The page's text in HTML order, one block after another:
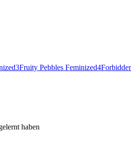
3Fruity Pebbles Feminized4
haben